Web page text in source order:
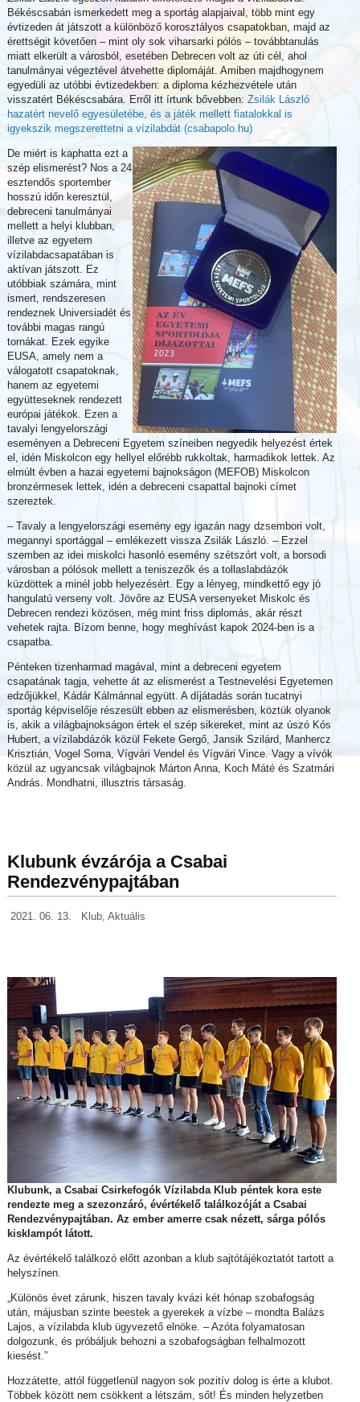
Békéscsabán ismerkedett meg a sportág alapjaival, több mint egy
évtizeden át játszott a különböző korosztályos csapatokban, majd az
érettségit követően – mint oly sok viharsarki pólós – továbbtanulás
miatt elkerült a városból, esetében Debrecen volt az úti cél, ahol
tanulmányai végeztével átvehette diplomáját. Amiben majdhogynem
egyedüli az utóbbi évtizedekben: a diploma kézhezvétele után
visszatért Békéscsabára. Erről itt írtunk bővebben: Zsilák László
hazatért nevelő egyesületébe, és a játék mellett fiatalokkal is
igyekszik megszerettetni a vízilabdát (csabapolo.hu)
De miért is kaphatta ezt a
szép elismerést? Nos a 24
esztendős sportember
hosszú időn keresztül,
debreceni tanulmányai
mellett a helyi klubban,
illetve az egyetem
vízilabdacsapatában is
aktívan játszott. Ez
utóbbiak számára, mint
ismert, rendszeresen
rendeznek Universiadét és
további magas rangú
tornákat. Ezek egyike
EUSA, amely nem a
válogatott csapatoknak,
hanem az egyetemi
együtteseknek rendezett
európai játékok. Ezen a
tavalyi lengyelországi
eseményen a Debreceni Egyetem színeiben negyedik helyezést értek
el, idén Miskolcon egy hellyel előrébb rukkoltak, harmadikok lettek. Az
elmúlt évben a hazai egyetemi bajnokságon (MEFOB) Miskolcon
bronzérmesek lettek, idén a debreceni csapattal bajnoki címet
szereztek.
– Tavaly a lengyelországi esemény egy igazán nagy dzsembori volt,
megannyi sportággal – emlékezett vissza Zsilák László. – Ezzel
szemben az idei miskolci hasonló esemény szétszórt volt, a borsodi
városban a pólósok mellett a teniszezők és a tollaslabdázók
küzdöttek a minél jobb helyezésért. Egy a lényeg, mindkettő egy jó
hangulatú verseny volt. Jövőre az EUSA versenyeket Miskolc és
Debrecen rendezi közösen, még mint friss diplomás, akár részt
vehetek rajta. Bízom benne, hogy meghívást kapok 2024-ben is a
csapatba.
Pénteken tizenharmad magával, mint a debreceni egyetem
csapatának tagja, vehette át az elismerést a Testnevelési Egyetemen
edzőjükkel, Kádár Kálmánnal együtt. A díjátadás során tucatnyi
sportág képviselője részesült ebben az elismerésben, köztük olyanok
is, akik a világbajnokságon értek el szép sikereket, mint az úszó Kós
Hubert, a vízilabdázók közül Fekete Gergő, Jansik Szilárd, Manhercz
Krisztián, Vogel Soma, Vígvári Vendel és Vígvári Vince. Vagy a vívók
közül az ugyancsak világbajnok Márton Anna, Koch Máté és Szatmári
András. Mondhatni, illusztris társaság.
Klubunk évzárója a Csabai
Rendezvénypajtában
2021. 06. 13. Klub, Aktuális
Klubunk, a Csabai Csirkefogók Vízilabda Klub péntek kora este
rendezte meg a szezonzáró, évértékelő találkozóját a Csabai
Rendezvénypajtában. Az ember amerre csak nézett, sárga pólós
kisklampót látott.
Az évértékelő találkozó előtt azonban a klub sajtótájékoztatót tartott a
helyszínen.
„Különös évet zárunk, hiszen tavaly kvázi két hónap szobafogság
után, májusban szinte beestek a gyerekek a vízbe – mondta Balázs
Lajos, a vízilabda klub ügyvezető elnöke. – Azóta folyamatosan
dolgozunk, és próbáljuk behozni a szobafogságban felhalmozott
kiesést.”
Hozzátette, attól függetlenül nagyon sok pozitív dolog is érte a klubot.
Többek között nem csökkent a létszám, sőt! És minden helyzetben